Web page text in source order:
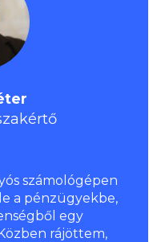
számológépen
a pénzügyekbe,
egy
rájöttem,